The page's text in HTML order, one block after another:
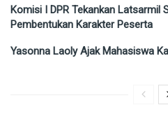
Komisi I DPR Tekankan Latsarmil
Pembentukan Karakter Peserta
Yasonna Laoly Ajak Mahasiswa